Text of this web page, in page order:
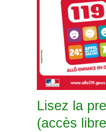
Lisez la
(accès